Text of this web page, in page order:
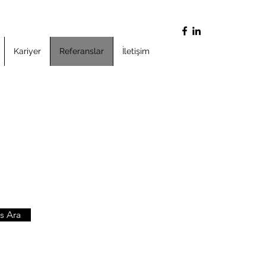
Kariyer Referanslar İletişim
Ara